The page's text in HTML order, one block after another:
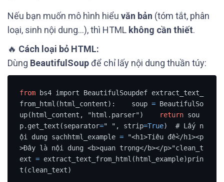
Nếu bạn muốn mô hình hiểu văn bản (tóm tắt, phân
loại, sinh nội dung…), thì HTML không cần thiết.
🔥 Cách loại bỏ HTML:
Dùng BeautifulSoupđể chỉ lấy nội dung thuần túy:
from bs4 import BeautifulSoupdef extract_text_
from_html(html_content):    soup = BeautifulSo
up(html_content, "html.parser")
return sou
p.get_text(separator=" ", strip=True)  # Lấy n
ội dung sạchhtml_example = "<h1>Tiêu đề</h1><p
>Đây là nội dung <b>quan trọng</b></p>"clean_t
ext = extract_text_from_html(html_example)prin
t(clean_text)